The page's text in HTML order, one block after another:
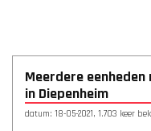
Meerdere
in Diepenheim
datum: 18-05-2021, 1.703 keer